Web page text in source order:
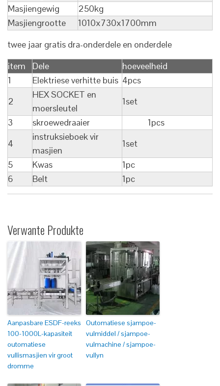
Masjiengewig
250kg
Masjiengrootte
1010x730x1700mm
twee jaar gratis dra-onderdele en onderdele
item
Dele
hoeveelheid
1
Elektriese verhitte buis 4pcs
2
HEX SOCKET en
moersleutel
1set
3
skroewedraaier
1pcs
4
instruksieboek vir
masjien
1set
5
Kwas
1pc
6
Belt 1pc
Verwante Produkte
Aanpasbare ESDF-reeks
100-1000L-kapasiteit
outomatiese
vullismasjien vir groot
dromme
Outomatiese sjampoe-
vulmiddel / sjampoe-
vulmachine / sjampoe-
vullyn